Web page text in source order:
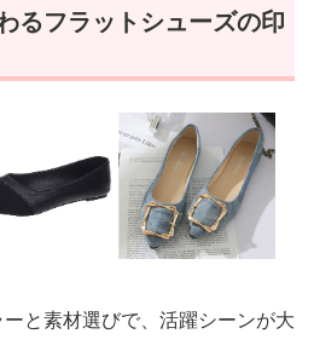
るフラットシューズの印
と素材選びで、活躍シーンが大